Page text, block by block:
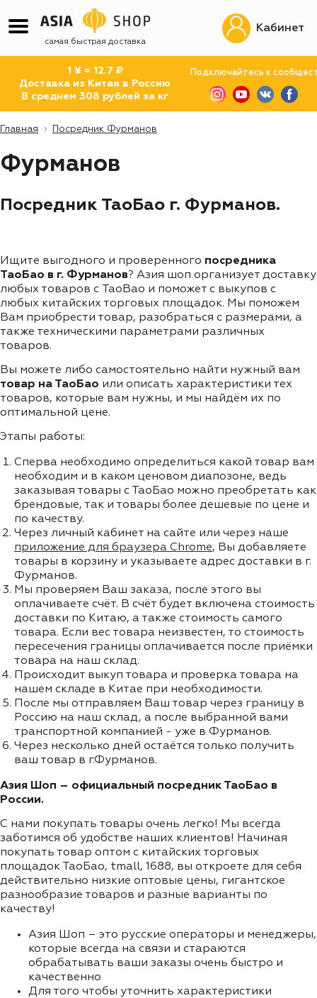
самая быстрая доставка
1 ¥ = 12.7 ₽
Доставка из Китая в Россию
В среднем 308 рублей за кг
Подключайтесь к
Кабинет
Главная Посредник Фурманов
Фурманов
Посредник ТаоБао г. Фурманов.
Ищите выгодного и проверенного посредника
ТаоБао в г. Фурманов? Азия шоп организует доставку
любых товаров с TaoBao и поможет с выкупов с
любых китайских торговых площадок. Мы поможем
Вам приобрести товар, разобраться с размерами, а
также техническими параметрами различных
товаров.
Вы можете либо самостоятельно найти нужный вам
товар на ТаоБао или описать характеристики тех
товаров, которые вам нужны, и мы найдём их по
оптимальной цене.
Этапы работы:
Сперва необходимо определиться какой товар вам
необходим и в каком ценовом диапозоне, ведь
заказывая товары с ТаоБао можно преобретать как
брендовые, так и товары более дешевые по цене и
по качеству.
Через личный кабинет на сайте или через наше
приложение для браузера Chrome, Вы добавляете
товары в корзину и указываете адрес доставки в г.
Фурманов.
Мы проверяем Ваш заказа, после этого вы
оплачиваете счёт. В счёт будет включена стоимость
доставки по Китаю, а также стоимость самого
товара. Если вес товара неизвестен, то стоимость
пересечения границы оплачивается после приёмки
товара на наш склад.
Происходит выкуп товара и проверка товара на
нашем складе в Китае при необходимости.
После мы отправляем Ваш товар через границу в
Россию на наш склад, а после выбранной вами
транспортной компанией - уже в Фурманов.
Через несколько дней остаётся только получить
ваш товар в г.Фурманов.
Азия Шоп – официальный посредник ТаоБао в
России.
С нами покупать товары очень легко! Мы всегда
заботимся об удобстве наших клиентов! Начиная
покупать товар оптом с китайских торговых
площадок ТаоБао, tmall, 1688, вы откроете для себя
действительно низкие оптовые цены, гигантское
разнообразие товаров и разные варианты по
качеству!
Азия Шоп – это русские операторы и менеджеры,
которые всегда на связи и стараются
обрабатывать ваши заказы очень быстро и
качественно
Для того чтобы уточнить характеристики